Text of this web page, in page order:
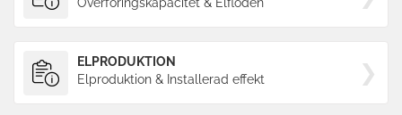
Överföringskapacitet & Elflöden
ELPRODUKTION
Elproduktion & Installerad effekt